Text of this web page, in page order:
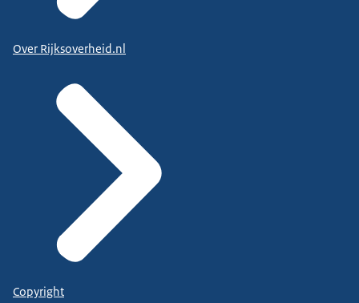
Over Rijksoverheid.nl
Copyright